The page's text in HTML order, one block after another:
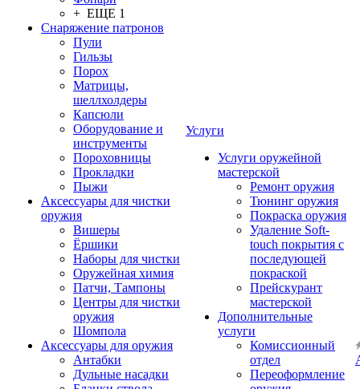
+ ЕЩЕ 1
Снаряжение патронов
Пули
Гильзы
Порох
Матрицы,
шеллхолдеры
Капсюли
Оборудование и
инструменты
Пороховницы
Прокладки
Пыжи
Аксессуары для чистки
оружия
Вишеры
Ёршики
Наборы для чистки
Оружейная химия
Патчи, Тампоны
Центры для чистки
оружия
Шомпола
Аксессуары для оружия
Антабки
Дульные насадки
Услуги
Услуги оружейной
мастерской
Ремонт оружия
Тюнинг оружия
Покраска оружия
Удаление Soft-
touch покрытия с
последующей
покраской
Прейскурант
мастерской
Дополнительные
услуги
Комиссионный
отдел
Переоформление